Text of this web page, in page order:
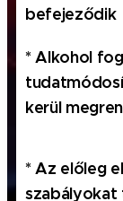
befejeződik
* Alkohol
kerül
* Az előleg
szabályokat